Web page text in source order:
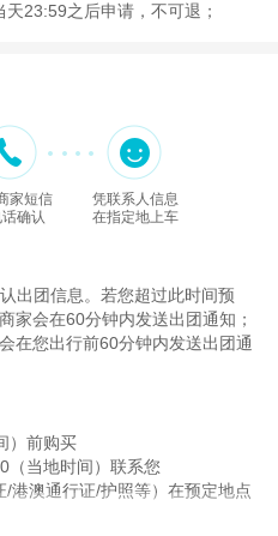
23:59之后申请，不可退；
家短信
确认
凭联系人信息
在指定地上车
出团信息。若您超过此时间预
家会在60分钟内发送出团通知；
在您出行前60分钟内发送出团通
）前购买
（当地时间）联系您
港澳通行证/护照等）在预定地点